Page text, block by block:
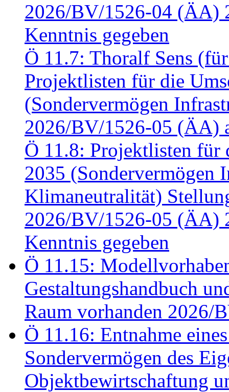
2026/BV/1526-04 (ÄA)
Kenntnis gegeben
Ö 11.7: Thoralf Sens
Projektlisten für die
(Sondervermögen
2026/BV/1526-05 (ÄA)
Ö 11.8: Projektlisten für
2035 (Sondervermögen
Klimaneutralität)
2026/BV/1526-05 (ÄA)
Kenntnis gegeben
Ö 11.15:
Gestaltungshandbuch
Raum vorhanden 2026/
Ö 11.16: Entnahme
Sondervermögen des
Objektbewirtschaftung